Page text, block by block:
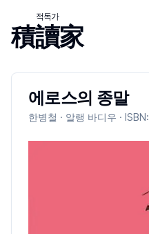
積讀家
적독가
에로스의 종말
한병철 · 알랭 바디우 · ISBN: